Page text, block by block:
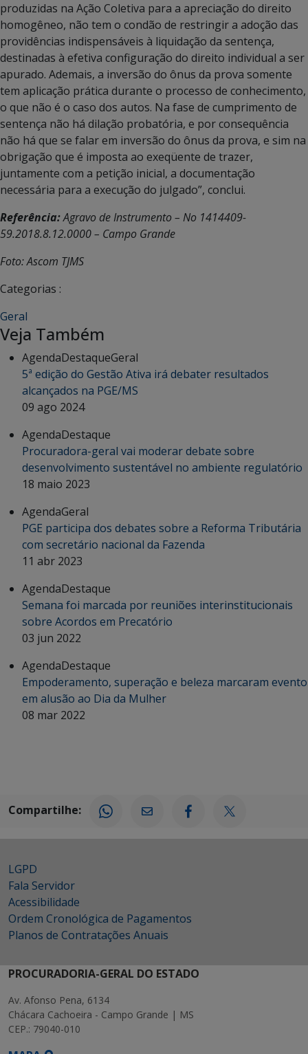
produzidas na Ação Coletiva para a apreciação do direito
homogêneo, não tem o condão de restringir a adoção das
providências indispensáveis à liquidação da sentença,
destinadas à efetiva configuração do direito individual a ser
apurado. Ademais, a inversão do ônus da prova somente
tem aplicação prática durante o processo de conhecimento,
o que não é o caso dos autos. Na fase de cumprimento de
sentença não há dilação probatória, e por consequência
não há que se falar em inversão do ônus da prova, e sim na
obrigação que é imposta ao exeqüente de trazer,
juntamente com a petição inicial, a documentação
necessária para a execução do julgado”, conclui.
Referência:Agravo de Instrumento – No 1414409-
59.2018.8.12.0000 – Campo Grande
Foto: Ascom TJMS
Categorias :
Geral
Veja Também
AgendaDestaqueGeral
5ª edição do Gestão Ativa irá debater resultados
alcançados na PGE/MS
09 ago 2024
AgendaDestaque
Procuradora-geral vai moderar debate sobre
desenvolvimento sustentável no ambiente regulatório
18 maio 2023
AgendaGeral
PGE participa dos debates sobre a Reforma Tributária
com secretário nacional da Fazenda
11 abr 2023
AgendaDestaque
Semana foi marcada por reuniões interinstitucionais
sobre Acordos em Precatório
03 jun 2022
AgendaDestaque
Empoderamento, superação e beleza marcaram evento
em alusão ao Dia da Mulher
08 mar 2022
Compartilhe:
LGPD
Fala Servidor
Acessibilidade
Ordem Cronológica de Pagamentos
Planos de Contratações Anuais
PROCURADORIA-GERAL DO ESTADO
Av. Afonso Pena, 6134
Chácara Cachoeira - Campo Grande | MS
CEP.: 79040-010